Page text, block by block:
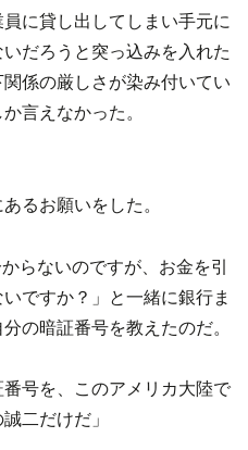
に貸し出してしまい手元に
だろうと突っ込みを入れた
係の厳しさが染み付いてい
言えなかった。
るお願いをした。
らないのですが、お金を引
ですか？」と一緒に銀行ま
の暗証番号を教えたのだ。
番号を、このアメリカ大陸で
二だけだ」